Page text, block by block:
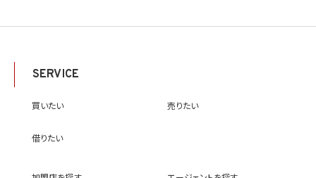
SERVICE
買いたい 売りたい
借りたい